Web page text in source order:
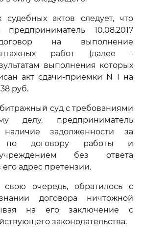
актов следует, что
10.08.2017
на выполнение
работ (далее -
выполнения которых
акт сдачи-приемки N 1 на
руб.
суд с требованиями
делу, предприниматель
задолженности за
по договору работы и
без ответа
адрес претензии.
очередь, обратилось с
договора ничтожной
на его заключение с
законодательства.